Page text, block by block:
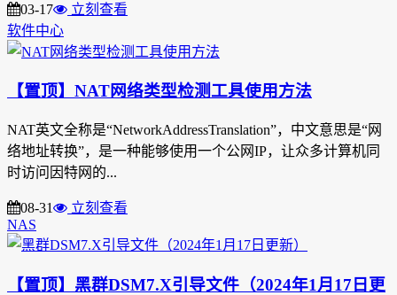
03-17
立刻查看
软件中心
【置顶】NAT网络类型检测工具使用方法
NAT英文全称是“NetworkAddressTranslation”，中文意思是“网
络地址转换”，是一种能够使用一个公网IP，让众多计算机同
时访问因特网的...
08-31
立刻查看
NAS
【置顶】黑群DSM7.X引导文件（2024年1月17日更